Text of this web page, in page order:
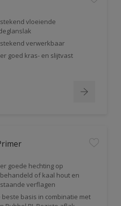
vloeiende
verwerkbaar
goed kras- en slijtvast
goede hechting op
of kaal hout en
verflagen
beste basis in combinatie met